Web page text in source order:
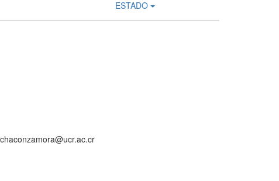
ESTADO